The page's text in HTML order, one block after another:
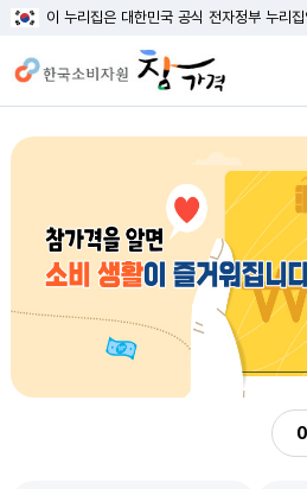
이 누리집은 대한민국 공식 전자정부 누리